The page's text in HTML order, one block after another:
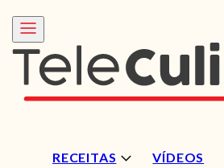
RECEITAS VÍDEOS